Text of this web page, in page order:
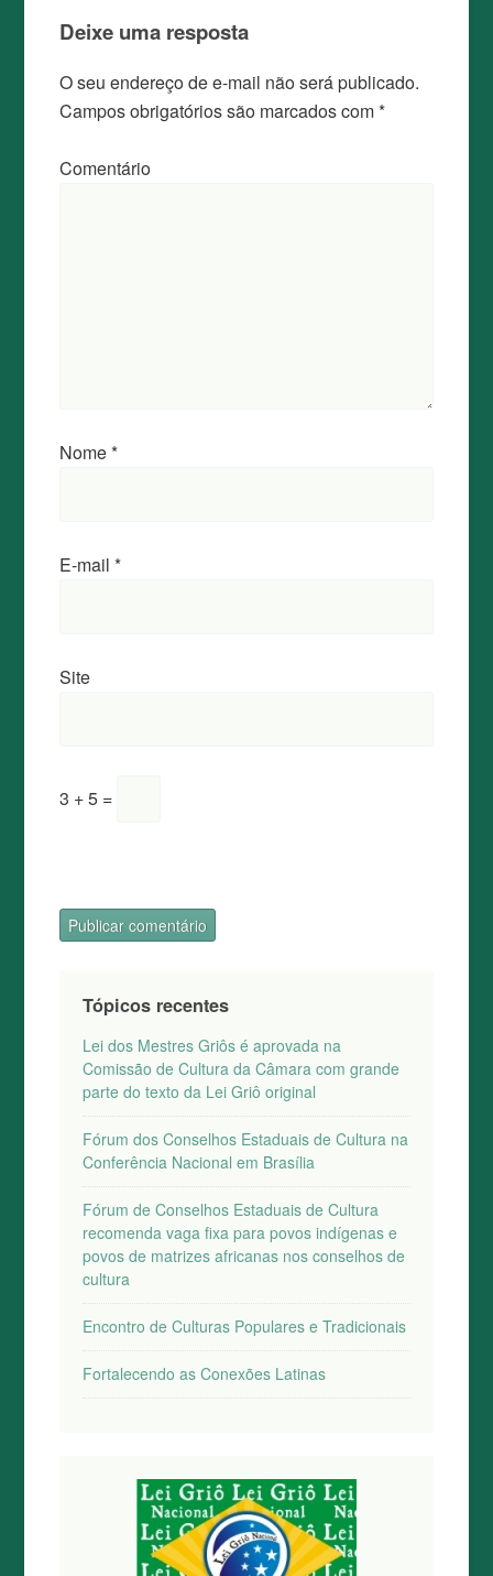
Deixe uma resposta
O seu endereço de e-mail não será publicado.
Campos obrigatórios são marcados com*
Comentário
Nome*
E-mail*
Site
3 + 5 =
Tópicos recentes
Lei dos Mestres Griôs é aprovada na
Comissão de Cultura da Câmara com grande
parte do texto da Lei Griô original
Fórum dos Conselhos Estaduais de Cultura na
Conferência Nacional em Brasília
Fórum de Conselhos Estaduais de Cultura
recomenda vaga fixa para povos indígenas e
povos de matrizes africanas nos conselhos de
cultura
Encontro de Culturas Populares e Tradicionais
Fortalecendo as Conexões Latinas